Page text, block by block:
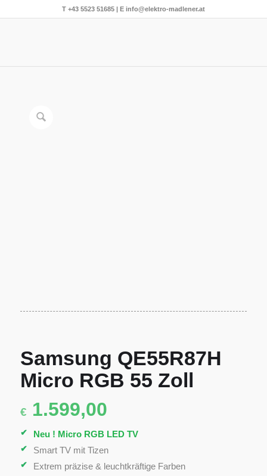
T +43 5523 51685| E info@elektro-madlener.at
Samsung QE55R87H
Micro RGB 55 Zoll
€ 1.599,00
Neu ! Micro RGB LED TV
Smart TV mit Tizen
Extrem präzise & leuchtkräftige Farben